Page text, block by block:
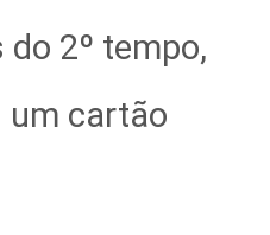
2º tempo,
um cartão